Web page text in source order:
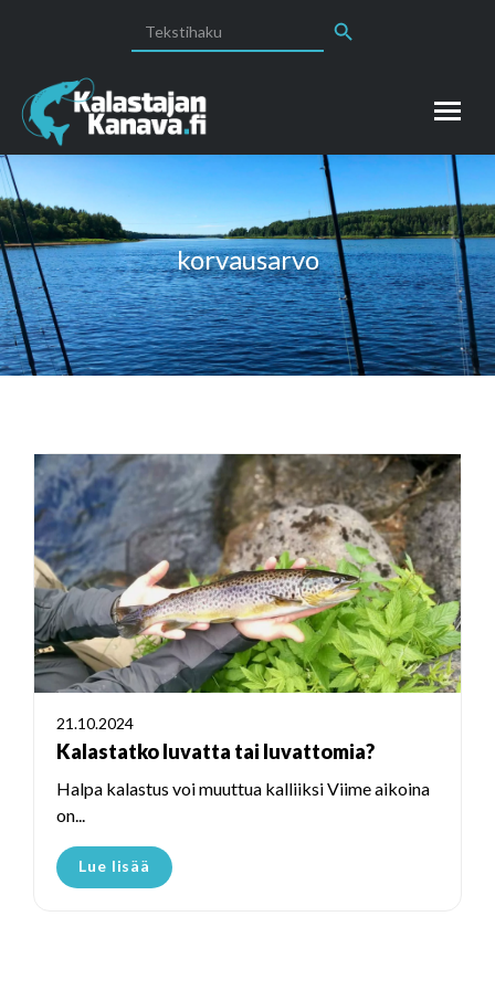
for:
korvausarvo
21.10.2024
Kalastatko luvatta tai luvattomia?
Halpa kalastus voi muuttua kalliiksi Viime aikoina
on...
Lue lisää